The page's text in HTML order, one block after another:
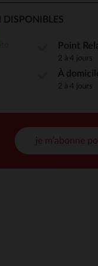
de
Point
2 à 4 jours
À
2 à 4 jours
je m'abonne